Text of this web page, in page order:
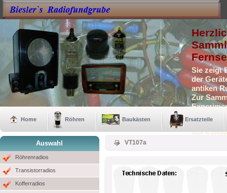
Sie zeigt
der
antiken
Zur
der
Home Röhren Baukästen Ersatzteile
Auswahl
Röhrenradios
Transistorradios
Kofferradios
VT107a